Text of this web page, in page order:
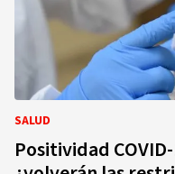
SALUD
Positividad